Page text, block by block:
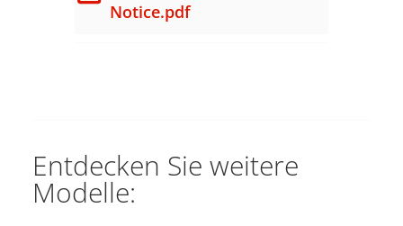
Notice.pdf
Entdecken Sie weitere
Modelle: